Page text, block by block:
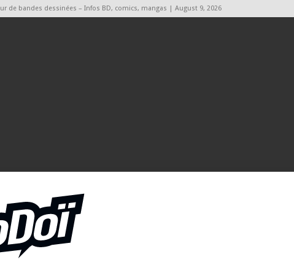
de bandes dessinées – Infos BD, comics, mangas | August 9, 2026